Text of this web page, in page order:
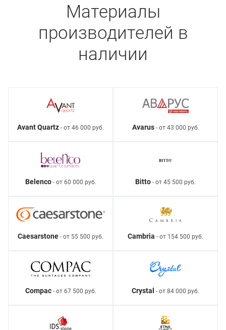
Материалы
производителей в
наличии
Avant Quartz - от 46 000 руб. Avarus- от 43 000 руб.
Belenco- от 60 000 руб. Bitto - от 45 500 руб.
Caesarstone - от 55 500 руб. Cambria - от 154 500 руб.
Compac- от 67 500 руб. Crystal - от 84 000 руб.